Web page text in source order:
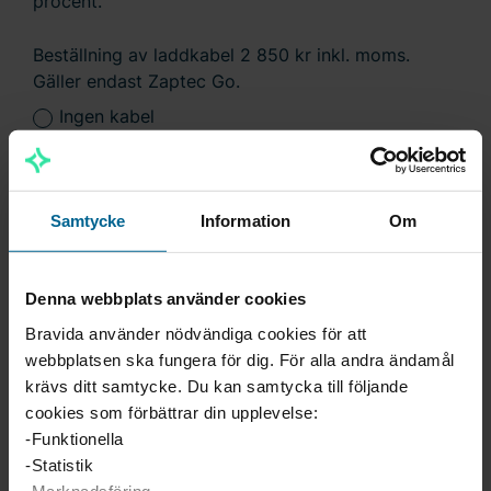
Samtycke Information Om
Denna webbplats använder cookies
Bravida använder nödvändiga cookies för att
webbplatsen ska fungera för dig. För alla andra ändamål
krävs ditt samtycke. Du kan samtycka till följande
cookies som förbättrar din upplevelse:
-Funktionella
-Statistik
Beställning av laddkabel 2 850 kr inkl. moms.
Gäller endast Zaptec Go.
Ingen kabel
Laddkabel (7,5 m) 3 Fas 32A. Typ 2 till Typ 2.
Uppsäkring i samband med installation 1250 kr
Nej
Installation av lastbalansering Enegic 6600 kr inkl.
moms i samband med elbilsladdarinstallation
(3399 kr inkl. moms efter godkänt grönt avdrag).
Vid beställning av endast lastbalansering Enegic
(ej i samband med elbilsladdarinstallation) 7990 kr